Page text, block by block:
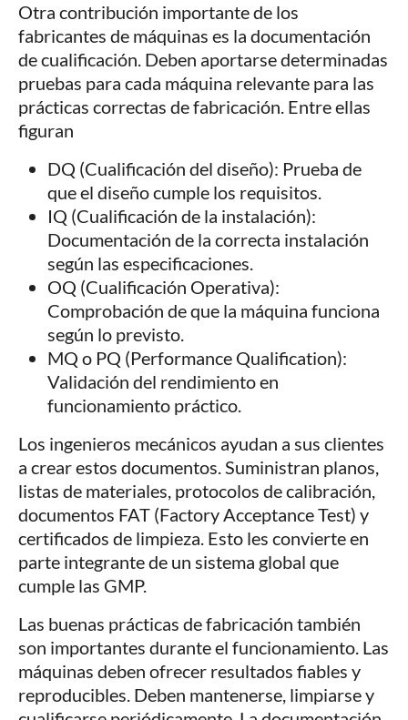
Otra contribución importante de los
fabricantes de máquinas es la documentación
de cualificación. Deben aportarse determinadas
pruebas para cada máquina relevante para las
prácticas correctas de fabricación. Entre ellas
figuran
DQ (Cualificación del diseño): Prueba de
que el diseño cumple los requisitos.
IQ (Cualificación de la instalación):
Documentación de la correcta instalación
según las especificaciones.
OQ (Cualificación Operativa):
Comprobación de que la máquina funciona
según lo previsto.
MQ o PQ (Performance Qualification):
Validación del rendimiento en
funcionamiento práctico.
Los ingenieros mecánicos ayudan a sus clientes
a crear estos documentos. Suministran planos,
listas de materiales, protocolos de calibración,
documentos FAT (Factory Acceptance Test) y
certificados de limpieza. Esto les convierte en
parte integrante de un sistema global que
cumple las GMP.
Las buenas prácticas de fabricación también
son importantes durante el funcionamiento. Las
máquinas deben ofrecer resultados fiables y
reproducibles. Deben mantenerse, limpiarse y